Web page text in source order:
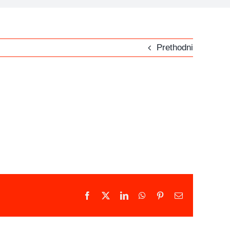
Prethodni
Facebook LinkedInWhatsApp
PinterestEmail